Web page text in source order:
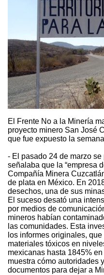
El Frente No a la Minería
proyecto minero San José
que fue expuesto la
- El pasado 24 de marzo
señalaba que la “empresa
Compañía Minera
de plata en México. En
desechos, una de sus
El suceso desató una
por medios de
mineros habían
las comunidades. Esta
los informes originales,
materiales tóxicos en
mexicanas hasta 1845%
muestra cómo autoridades
documentos para dejar a